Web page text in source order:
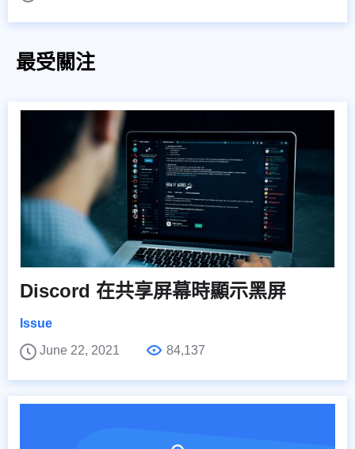
最受關注
Discord 在共享屏幕時顯示黑屏
Issue
June 22, 2021
84,137